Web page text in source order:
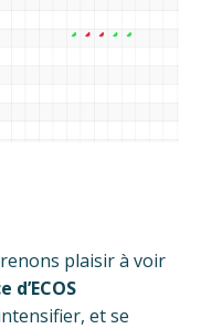
plaisir à voir
d’ECOS
et se